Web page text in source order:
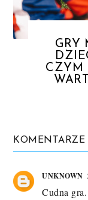
GRY
CZYM
KOMENTARZE
UNKNOWN
Cudna